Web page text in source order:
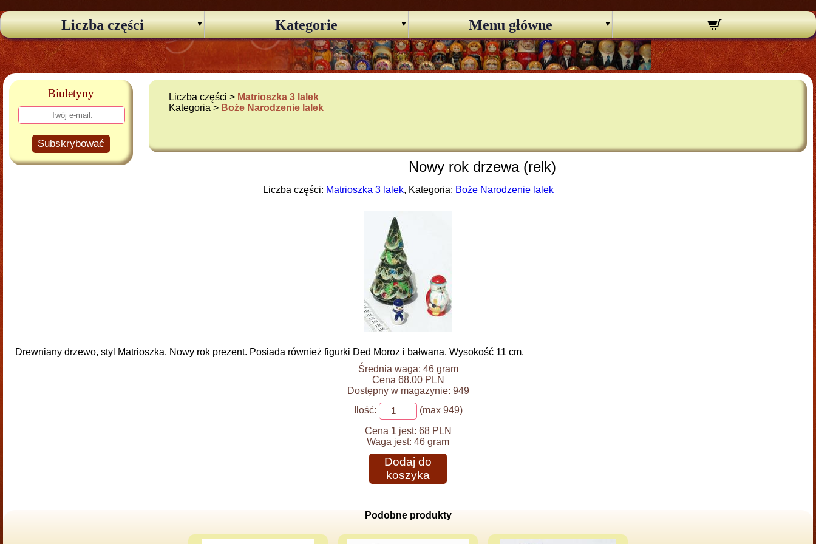
Liczba części Kategorie Menu główne
Biuletyny
Subskrybować
Liczba części > Matrioszka 3 lalek
Kategoria > Boże Narodzenie lalek
Nowy rok drzewa (relk)
Liczba części: Matrioszka 3 lalek, Kategoria: Boże Narodzenie lalek
Drewniany drzewo, styl Matrioszka. Nowy rok prezent. Posiada również figurki Ded Moroz i bałwana. Wysokość 11 cm.
Średnia waga: 46 gram
Cena 68.00 PLN
Dostępny w magazynie: 949
Ilość:
(max 949)
Cena 1 jest: 68 PLN
Waga jest: 46 gram
Dodaj do
koszyka
Podobne produkty